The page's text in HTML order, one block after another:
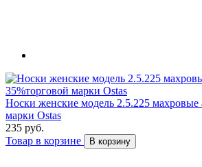
Носки женские модель 2.5.225 махровые
марки Ostas
235 руб.
Товар в корзине
В корзину